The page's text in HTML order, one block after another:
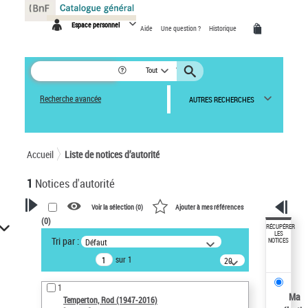
Espace personnel Aide Une question ? Historique
Tout
Recherche avancée AUTRES RECHERCHES
Accueil Liste de notices d’autorité
1 Notices d'autorité
VOTRE RECHERCHE
Recherche avancée dans les
notices d’autorité
Œuvres liées à l'auteur :
Temperton, Rod (1947-2016)
Voir la sélection (0) Ajouter à mes références
(0)
Tri par : Défaut
sur 1
20
résultats/page
1
Temperton, Rod (1947-2016)
RÉCUPÉRER
LES
NOTICES
Ma
Panneau de gestion des cookies